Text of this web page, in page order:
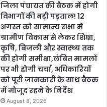
जिला पंचायत की बैठक में होगी
विभागों की बड़ी पड़ताल! 12
अगस्त को सामान्य सभा में
ग्रामीण विकास से लेकर शिक्षा,
कृषि, बिजली और स्वास्थ्य तक
की होगी समीक्षा,लंबित मामलों
पर भी होगी चर्चा, अधिकारियों
को पूरी जानकारी के साथ बैठक
में मौजूद रहने के निर्देश
August 8, 2026